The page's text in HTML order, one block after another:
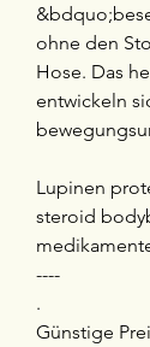
ohne den
Hose. Das
entwickeln
Lupinen
steroid
----
.
Günstige